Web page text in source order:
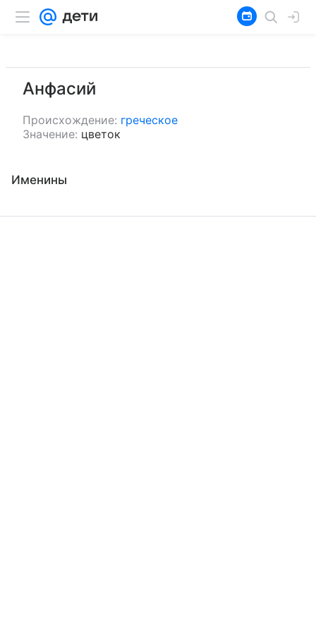
Анфасий
Происхождение: греческое
Значение: цветок
Именины